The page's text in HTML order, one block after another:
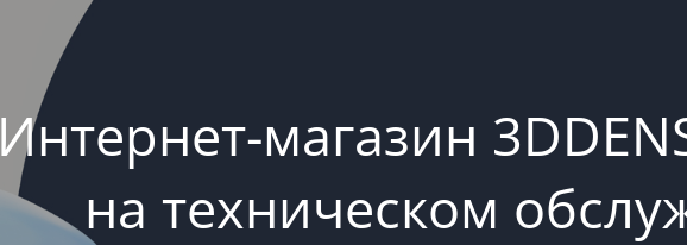
Интернет-магазин
на техническом